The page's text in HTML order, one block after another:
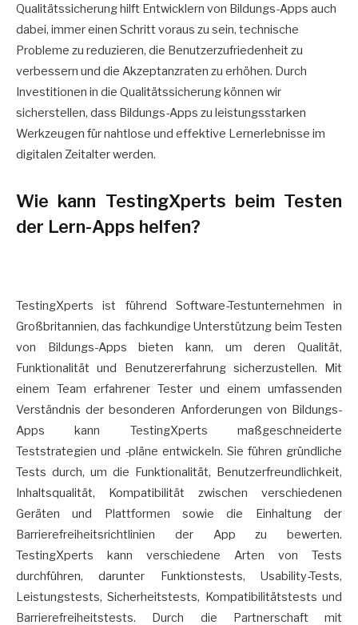
Qualitätssicherung hilft Entwicklern von Bildungs-Apps auch
dabei, immer einen Schritt voraus zu sein, technische
Probleme zu reduzieren, die Benutzerzufriedenheit zu
verbessern und die Akzeptanzraten zu erhöhen. Durch
Investitionen in die Qualitätssicherung können wir
sicherstellen, dass Bildungs-Apps zu leistungsstarken
Werkzeugen für nahtlose und effektive Lernerlebnisse im
digitalen Zeitalter werden.
Wie kann TestingXperts beim Testen
der Lern-Apps helfen?
TestingXperts ist führend Software-Testunternehmen in
Großbritannien, das fachkundige Unterstützung beim Testen
von Bildungs-Apps bieten kann, um deren Qualität,
Funktionalität und Benutzererfahrung sicherzustellen. Mit
einem Team erfahrener Tester und einem umfassenden
Verständnis der besonderen Anforderungen von Bildungs-
Apps kann TestingXperts maßgeschneiderte
Teststrategien und -pläne entwickeln. Sie führen gründliche
Tests durch, um die Funktionalität, Benutzerfreundlichkeit,
Inhaltsqualität, Kompatibilität zwischen verschiedenen
Geräten und Plattformen sowie die Einhaltung der
Barrierefreiheitsrichtlinien der App zu bewerten.
TestingXperts kann verschiedene Arten von Tests
durchführen, darunter Funktionstests, Usability-Tests,
Leistungstests, Sicherheitstests, Kompatibilitätstests und
Barrierefreiheitstests. Durch die Partnerschaft mit